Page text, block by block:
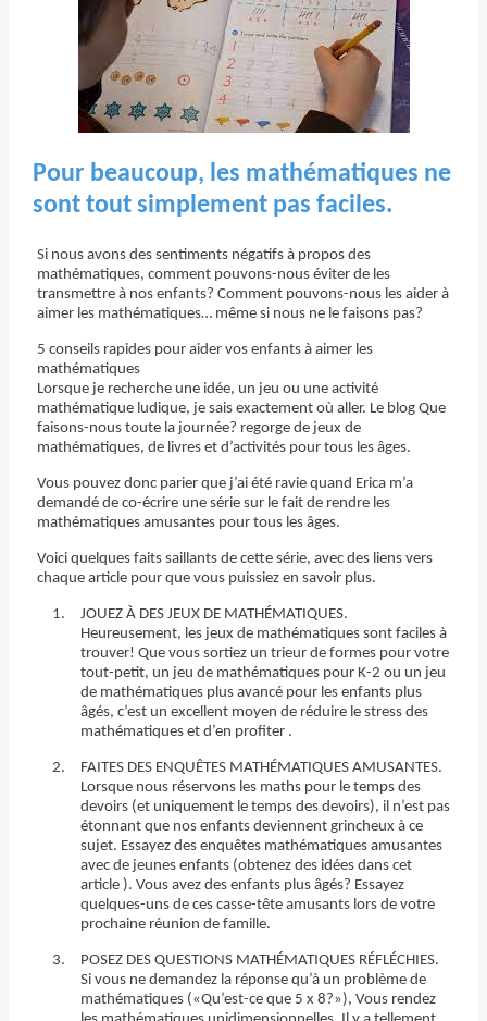
Pour beaucoup, les mathématiques ne
sont tout simplement pas faciles.
Si nous avons des sentiments négatifs à propos des
mathématiques, comment pouvons-nous éviter de les
transmettre à nos enfants? Comment pouvons-nous les aider à
aimer les mathématiques… même si nous ne le faisons pas?
5 conseils rapides pour aider vos enfants à aimer les
mathématiques
Lorsque je recherche une idée, un jeu ou une activité
mathématique ludique, je sais exactement où aller. Le blog Que
faisons-nous toute la journée? regorge de jeux de
mathématiques, de livres et d’activités pour tous les âges.
Vous pouvez donc parier que j’ai été ravie quand Erica m’a
demandé de co-écrire une série sur le fait de rendre les
mathématiques amusantes pour tous les âges.
Voici quelques faits saillants de cette série, avec des liens vers
chaque article pour que vous puissiez en savoir plus.
JOUEZ À DES JEUX DE MATHÉMATIQUES.
Heureusement, les jeux de mathématiques sont faciles à
trouver! Que vous sortiez un trieur de formes pour votre
tout-petit, un jeu de mathématiques pour K-2 ou un jeu
de mathématiques plus avancé pour les enfants plus
âgés, c’est un excellent moyen de réduire le stress des
mathématiques et d’en profiter .
FAITES DES ENQUÊTES MATHÉMATIQUES AMUSANTES.
Lorsque nous réservons les maths pour le temps des
devoirs (et uniquement le temps des devoirs), il n’est pas
étonnant que nos enfants deviennent grincheux à ce
sujet. Essayez des enquêtes mathématiques amusantes
avec de jeunes enfants (obtenez des idées dans cet
article ). Vous avez des enfants plus âgés? Essayez
quelques-uns de ces casse-tête amusants lors de votre
prochaine réunion de famille.
POSEZ DES QUESTIONS MATHÉMATIQUES RÉFLÉCHIES.
Si vous ne demandez la réponse qu’à un problème de
mathématiques («Qu’est-ce que 5 x 8?»), Vous rendez